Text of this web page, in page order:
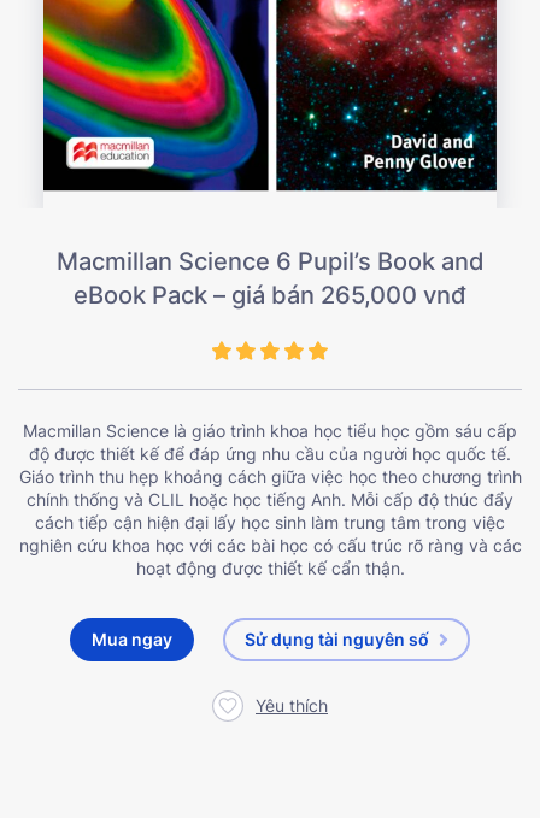
Macmillan Science 6 Pupil’s Book and
eBook Pack – giá bán 265,000 vnđ
Macmillan Science là giáo trình khoa học tiểu học gồm sáu cấp
độ được thiết kế để đáp ứng nhu cầu của người học quốc tế.
Giáo trình thu hẹp khoảng cách giữa việc học theo chương trình
chính thống và CLIL hoặc học tiếng Anh. Mỗi cấp độ thúc đẩy
cách tiếp cận hiện đại lấy học sinh làm trung tâm trong việc
nghiên cứu khoa học với các bài học có cấu trúc rõ ràng và các
hoạt động được thiết kế cẩn thận.
Mua ngay Sử dụng tài nguyên số
Yêu thích